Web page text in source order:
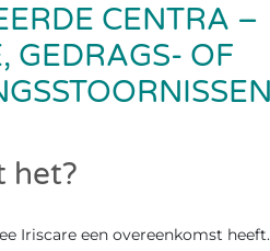
CENTRA –
GEDRAGS- OF
het?
Iriscare een overeenkomst heeft.